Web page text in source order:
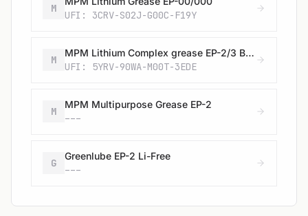
M
UFI: 3CRV-S02J-G00C-F19Y
M
MPM Lithium Complex grease EP-2/3 Blue
UFI: 5YRV-90WA-M00T-3EDE
M
MPM Multipurpose Grease EP-2
---
G
Greenlube EP-2 Li-Free
---